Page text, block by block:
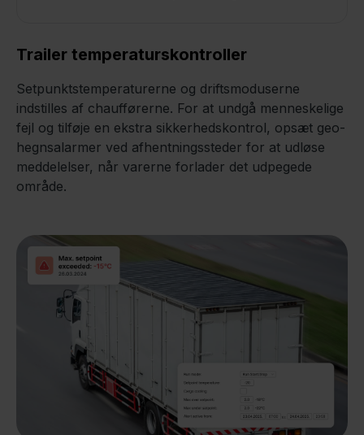
Trailer temperaturskontroller
Setpunktstemperaturerne og driftsmoduserne
indstilles af chaufførerne. For at undgå menneskelige
fejl og tilføje en ekstra sikkerhedskontrol, opsæt geo-
hegnsalarmer ved afhentningssteder for at udløse
meddelelser, når varerne forlader det udpegede
område.